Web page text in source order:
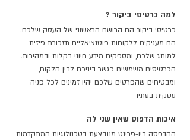
? למה כרטיסי ביקור
כרטיסי ביקור הם הרושם הראשוני של העסק שלכם.
הם מעניקים ללקוחות פוטנציאליים תזכורת פיזית
למותג שלכם, ומספקים מידע חיוני בקלות ובמהירות.
הכרטיסים משמשים כגשר ביניכם לבין הלקוח,
ומבטיחים שהפרטים שלכם יהיו זמינים לכל פניה
עסקית בעתיד
איכות הדפוס שאין שני לה
ההדפסה ביו-פרינט מתבצעת בטכנולוגיות המתקדמות